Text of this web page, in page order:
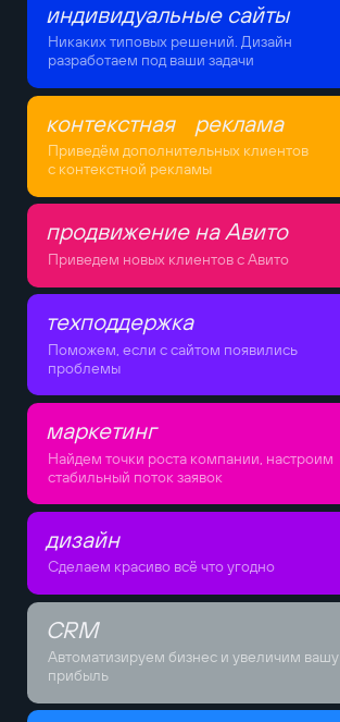
индивидуальные сайты
Никаких типовых решений. Дизайн
разработаем под ваши задачи
контекстная реклама
Приведём дополнительных клиентов
с контекстной рекламы
продвижение на Авито
Приведем новых клиентов с Авито
техподдержка
Поможем, если с сайтом появились
проблемы
маркетинг
Найдем точки роста компании, настроим
стабильный поток заявок
дизайн
Сделаем красиво всё что угодно
CRM
Автоматизируем бизнес и увеличим вашу
прибыль